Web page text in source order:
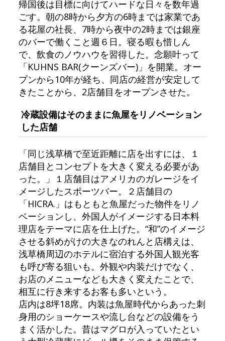
帰国後は目標に向けてハードな日々を数年過
ごす。朝の8時から夕方の6時までは家業であ
る花屋の社長、7時から夜中の2時までは銀座
のバーで働くこと週６日。寝る暇も惜しん
で、飲食のノウハウを習得した。念願叶って
「KUHNS BAR(クーンズバー)」を開業。オー
プンから10年が経ち、同店の経営が安定して
きたことから、2店舗目をオープンさせた。
冷蔵設備はそのままに魚屋をリノベーション
した店舗
「同じ浅草橋で至近距離に店を出すには、１
店舗目とコンセプトを大きく変える必要があ
った。」１店舗目はアメリカのガレージをイ
メージしたスポーツバー。２店舗目の
「HICRA.」はもともと魚屋だった物件をリノ
ベーションし、外国人がイメージする日本料
理店をテーマに店を仕上げた。“和”のイメージ
させる斜めがけの大きなのれんと店構えは、
浅草橋周辺のホテルに宿泊する外国人観光客
も呼び寄る狙いも。外観や内装だけでなく、
お店のメニューなども大きく変えたことで、
相互に行き来するお客も多いという。
店内は8坪18席。内装は魚屋時代からあった刺
身用のショーケースや流し台などの設備をう
まく活かした。昔はマグロが入っていたとい